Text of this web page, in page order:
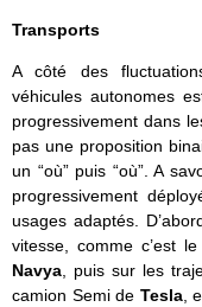
Transports
A côté des
véhicules autonomes
progressivement dans
pas une proposition
un “où” puis “où”. A
progressivement
usages adaptés.
vitesse, comme c’est
Navya, puis sur les
camion Semi de Tesla,